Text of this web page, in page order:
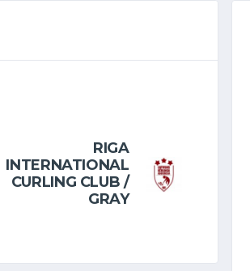
RIGA
INTERNATIONAL
CURLING CLUB /
GRAY